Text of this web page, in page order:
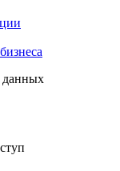
данных